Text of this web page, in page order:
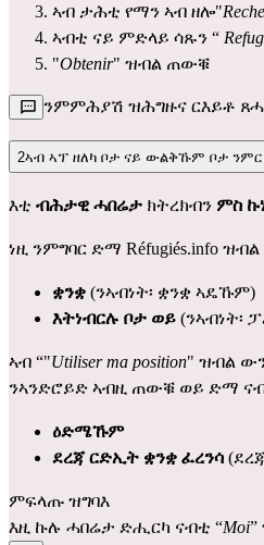
ኣብ ታሕቲ የማን ኣብ ዘሎ"
ኣብቲ ናይ ምድላይ ሳጹን “
"Obtenir" ዝብል ጠውቑ
ንምምሕያሽ ዝሕግዙና ርእይቶ
2 ኣብ ኣፕ ዘለካ ቦታ ናይ ውልቅኹም
እቲ ብሕታዊ ሓበሬታ ክትረክብን ምስ
ነዚ ንምግባር ድማ Réfugiés.info
ቋንቋ (ንኣብነት፡ ቋንቋ ኣዴኹም)
እትነብርሉ ቦታ ወይ (ንኣብነት፡
ኣብ “"Utiliser ma position" ዝብል
ንኣንድሮይድ ኣብዚ ጠውቑ ወይ ድማ
ዕድሜኹም
ደረጃ ርድኢት ቋንቋ ፈረንሳ
ምፍላጡ ዝግባእ
እዚ ኩሉ ሓበሬታ ድሒርካ ናብቲ “Moi